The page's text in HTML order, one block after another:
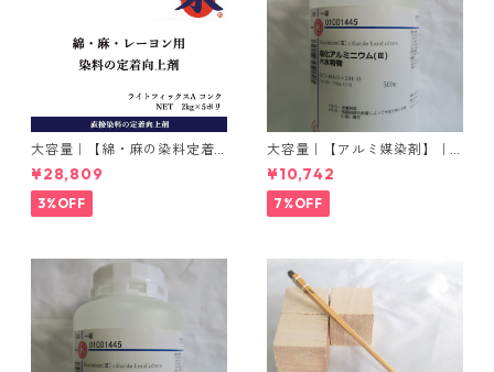
大容量｜【綿・麻の染料定着
向上剤】｜2kg×5本｜ライト
フィックスAコンク
¥28,809
3%OFF
大容量｜【アルミ媒染剤】｜5
00g−3本入り｜塩化アルミニ
ウム
¥10,742
7%OFF